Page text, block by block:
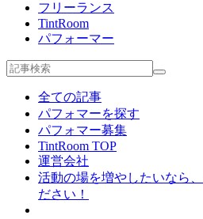
フリーランス
TintRoom
パフォーマー
全ての記事
パフォマーを探す
パフォマー募集
TintRoom TOP
運営会社
活動の場を増やしたいなら
ださい！